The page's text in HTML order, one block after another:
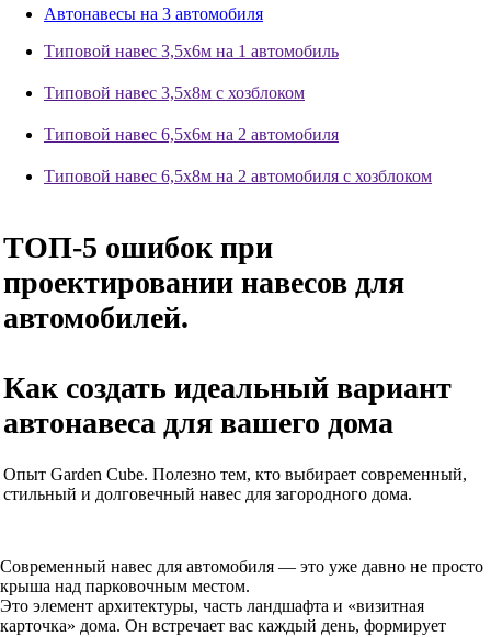
Автонавесы на 3 автомобиля
Типовой навес 3,5х6м на 1 автомобиль
Типовой навес 3,5х8м с хозблоком
Типовой навес 6,5х6м на 2 автомобиля
Типовой навес 6,5х8м на 2 автомобиля с хозблоком
ТОП-5 ошибок при
проектировании навесов для
автомобилей.
Как создать идеальный вариант
автонавеса для вашего дома
Опыт Garden Cube. Полезно тем, кто выбирает современный,
стильный и долговечный навес для загородного дома.
Современный навес для автомобиля — это уже давно не просто
крыша над парковочным местом.
Это элемент архитектуры, часть ландшафта и «визитная
карточка» дома. Он встречает вас каждый день, формирует